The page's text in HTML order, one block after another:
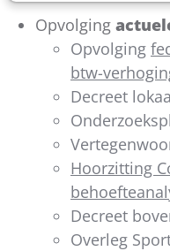
Opvolging
Opvolging
btw-
Decreet
Hoorzitting
Decreet
Overleg